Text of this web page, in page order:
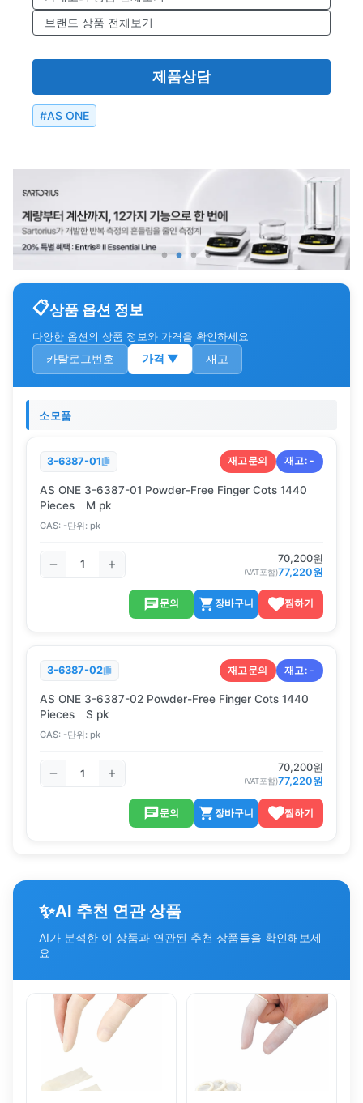
브랜드 상품 전체보기
제품상담
#AS ONE
상품 옵션 정보
다양한 옵션의 상품 정보와 가격을 확인하세요
카탈로그번호 가격 ▼ 재고
소모품
3-6387-01 재고문의 재고:-
AS ONE 3-6387-01 Powder-Free Finger Cots 1440
Pieces M pk
CAS: -단위: pk
70,200원
(VAT포함)77,220원
문의 장바구니 찜하기
3-6387-02 재고문의 재고:-
AS ONE 3-6387-02 Powder-Free Finger Cots 1440
Pieces S pk
CAS: -단위: pk
70,200원
(VAT포함)77,220원
문의 장바구니 찜하기
✨AI 추천 연관 상품
AI가 분석한 이 상품과 연관된 추천 상품들을 확인해보세
요